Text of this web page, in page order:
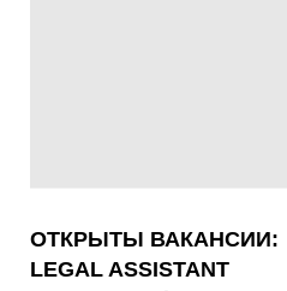
ОТКРЫТЫ ВАКАНСИИ:
LEGAL ASSISTANT